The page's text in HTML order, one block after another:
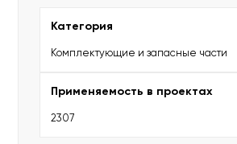
Категория
Комплектующие и запасные части
Применяемость в проектах
2307